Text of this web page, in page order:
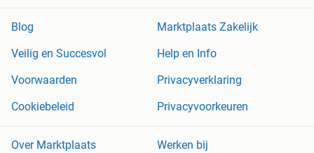
Blog
Marktplaats Zakelijk
Veilig en Succesvol
Help en Info
Voorwaarden
Privacyverklaring
Cookiebeleid
Privacyvoorkeuren
Over Marktplaats
Werken bij